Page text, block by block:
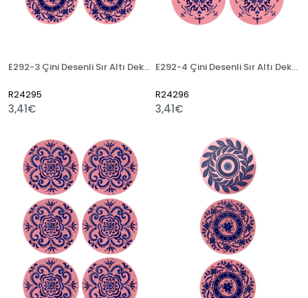
E292-3 Çini Desenli Sır Altı Dekal 7 cm
R24295
3,41€
E292-4 Çini Desenli Sır Altı Dekal 7 cm
R24296
3,41€